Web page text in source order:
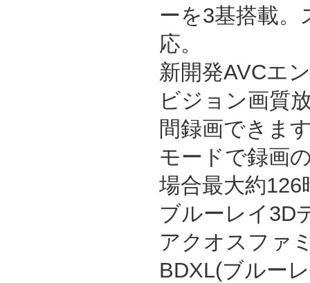
ーを3基搭載。
応。
新開発AVCエ
ビジョン画質
間録画できま
モードで録画
場合最大約126
ブルーレイ3D
アクオスファ
BDXL(ブルー